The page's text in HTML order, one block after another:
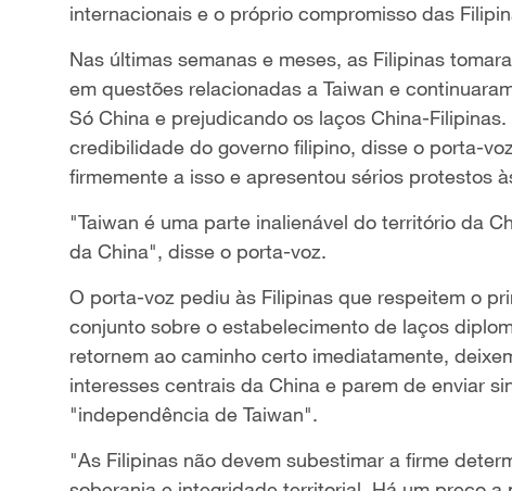
internacionais e o próprio compromisso das
Nas últimas semanas e meses, as Filipinas
em questões relacionadas a Taiwan e
Só China e prejudicando os laços China-
credibilidade do governo filipino, disse o porta-
firmemente a isso e apresentou sérios protestos
"Taiwan é uma parte inalienável do território da
da China", disse o porta-voz.
O porta-voz pediu às Filipinas que respeitem o
conjunto sobre o estabelecimento de laços
retornem ao caminho certo imediatamente,
interesses centrais da China e parem de enviar
"independência de Taiwan".
"As Filipinas não devem subestimar a firme